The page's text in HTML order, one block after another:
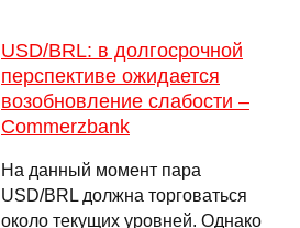
USD/BRL: в долгосрочной
перспективе ожидается
возобновление слабости –
Commerzbank
На данный момент пара
USD/BRL должна торговаться
около текущих уровней. Однако